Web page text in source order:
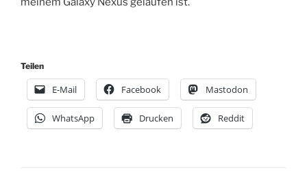
Teilen
E-Mail Facebook Mastodon
WhatsApp Drucken Reddit